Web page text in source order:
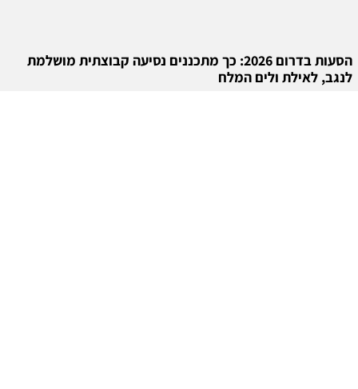
הסעות בדרום 2026: כך מתכננים נסיעה קבוצתית מושלמת
לנגב, לאילת ולים המלח